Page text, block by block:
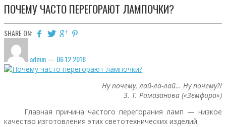
ПОЧЕМУ ЧАСТО ПЕРЕГОРАЮТ ЛАМПОЧКИ?
SHARE ON:
admin— 06.12.2018
Ну почему, лай-ла-лай… Ну почему?!
З. Т. Рамазанова («Земфира»)
Главная причина частого перегорания ламп — низкое
качество изготовления этих светотехнических изделий.